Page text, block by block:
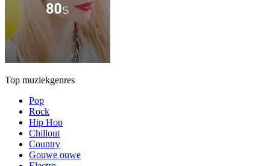
Top muziekgenres
Pop
Rock
Hip Hop
Chillout
Country
Gouwe ouwe